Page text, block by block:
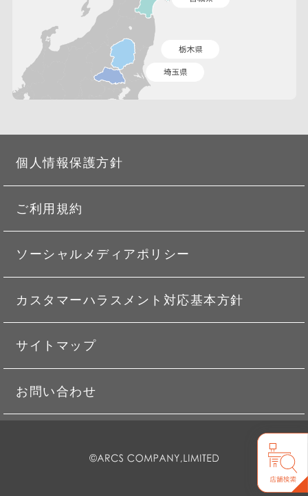
個人情報保護方針
ご利用規約
ソーシャルメディアポリシー
カスタマーハラスメント対応基本方針
サイトマップ
お問い合わせ